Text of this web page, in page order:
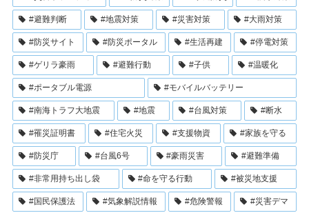
#避難判断 #地震対策 #災害対策 #大雨対策
#防災サイト #防災ポータル #生活再建 #停電対策
#ゲリラ豪雨 #避難行動 #子供 #温暖化
#ポータブル電源 #モバイルバッテリー
#南海トラフ大地震 #地震 #台風対策 #断水
#罹災証明書 #住宅火災 #支援物資 #家族を守る
#防災庁 #台風6号 #豪雨災害 #避難準備
#非常用持ち出し袋 #命を守る行動 #被災地支援
#国民保護法 #気象解説情報 #危険警報 #災害デマ